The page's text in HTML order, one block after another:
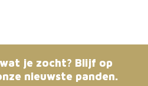
je zocht? Blijf op
nieuwste panden.